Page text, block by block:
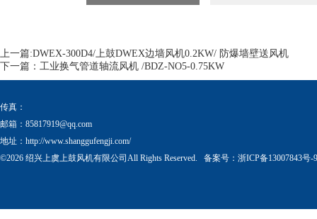
上一篇:DWEX-300D4/上鼓DWEX边墙风机0.2KW/ 防爆墙壁送风机
下一篇： 工业换气管道轴流风机 /BDZ-NO5-0.75KW
传真：
邮箱： 85817919@qq.com
地址：http://www.shanggufengji.com/
©2026 绍兴上虞上鼓风机有限公司All Rights Reserved. 备案号： 浙ICP备13007843号-9